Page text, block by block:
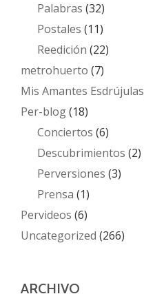
Palabras (32)
Postales (11)
Reedición (22)
metrohuerto (7)
Mis Amantes Esdrújulas
Per-blog(18)
Conciertos (6)
Descubrimientos (2)
Perversiones (3)
Prensa (1)
Pervideos (6)
Uncategorized (266)
ARCHIVO